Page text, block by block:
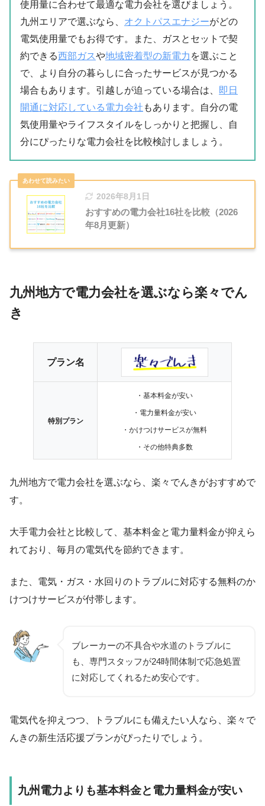
使用量に合わせて最適な電力会社を選びましょう。
九州エリアで選ぶなら、 オクトパスエナジーがどの
電気使用量でもお得です。また、ガスとセットで契
約できる西部ガスや地域密着型の新電力 を選ぶこと
で、より自分の暮らしに合ったサービスが見つかる
場合もあります。引越しが迫っている場合は、
即日
開通に対応している電力会社 もあります。自分の電
気使用量やライフスタイルをしっかりと把握し、自
分にぴったりな電力会社を比較検討しましょう。
2026年8月1日
おすすめの電力会社16社を比較（2026
年8月更新）
九州地方で電力会社を選ぶなら楽々でん
き
プラン名
特別プラン
・基本料金が安い
・電力量料金が安い
・かけつけサービスが無料
・その他特典多数
九州地方で電力会社を選ぶなら、楽々でんきがおすすめで
す。
大手電力会社と比較して、基本料金と電力量料金が抑えら
れており、毎月の電気代を節約できます。
また、電気・ガス・水回りのトラブルに対応する無料のか
けつけサービスが付帯します。
ブレーカーの不具合や水道のトラブルに
も、専門スタッフが24時間体制で応急処置
に対応してくれるため安心です。
電気代を抑えつつ、トラブルにも備えたい人なら、楽々で
んきの新生活応援プランがぴったりでしょう。
九州電力よりも基本料金と電力量料金が安い